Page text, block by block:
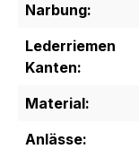
Narbung:
Lederriemen
Kanten:
Material:
Anlässe: